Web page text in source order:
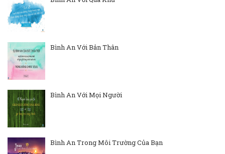
Bình An Với Bản Thân
Bình An Với Mọi Người
Bình An Trong Môi Trường Của Bạn